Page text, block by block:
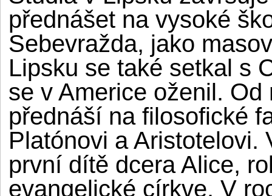
přednášet na vysoké
Sebevražda, jako
Lipsku se také setkal s
se v Americe oženil.
přednáší na filosofické
Platónovi a Aristotelovi.
první dítě dcera Alice,
evangelické církve. V